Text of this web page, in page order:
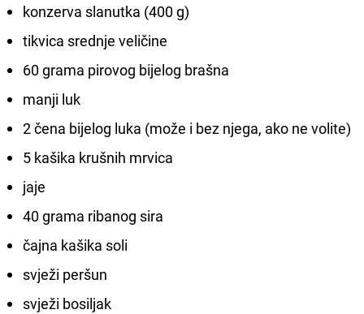
konzerva slanutka (400 g)
tikvica srednje veličine
60 grama pirovog bijelog brašna
manji luk
2 čena bijelog luka (može i bez njega, ako ne volite)
5 kašika krušnih mrvica
jaje
40 grama ribanog sira
čajna kašika soli
svježi peršun
svježi bosiljak